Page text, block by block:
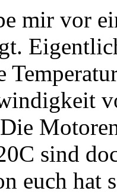
mir vor
sind
euch hat